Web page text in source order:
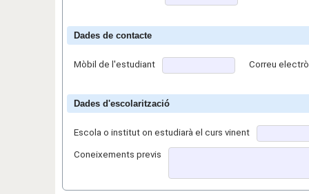
Dades de contacte
Mòbil de l'estudiant Correu
Dades d'escolarització
Escola o institut on estudiarà el curs vinent
Coneixements previs